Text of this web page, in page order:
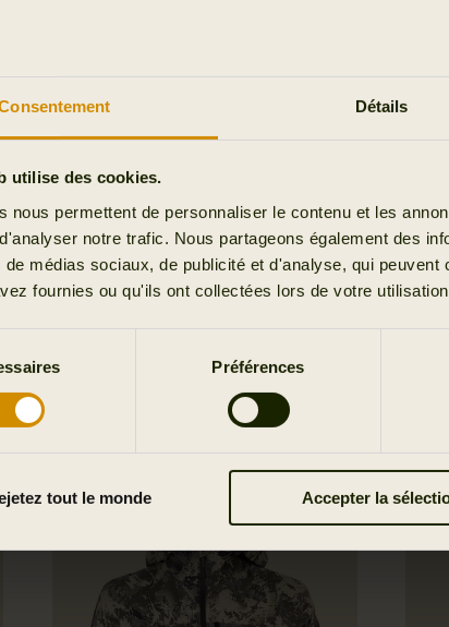
Détails
utilise des cookies.
nous permettent de personnaliser le contenu et les
notre trafic. Nous partageons également des
de médias sociaux, de publicité et d'analyse, qui
fournies ou qu'ils ont collectées lors de votre
Préférences
tout le monde Accepter la
Veste Pro Hunter Move 2.0
629.95 EUR